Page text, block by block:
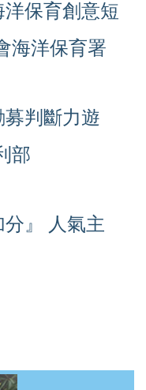
洋保育創意短
海洋保育署
募判斷力遊
部
分』 人氣主